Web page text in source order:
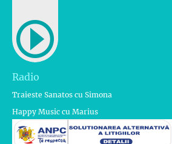
Radio
Traieste Sanatos cu Simona
Happy Music cu Marius